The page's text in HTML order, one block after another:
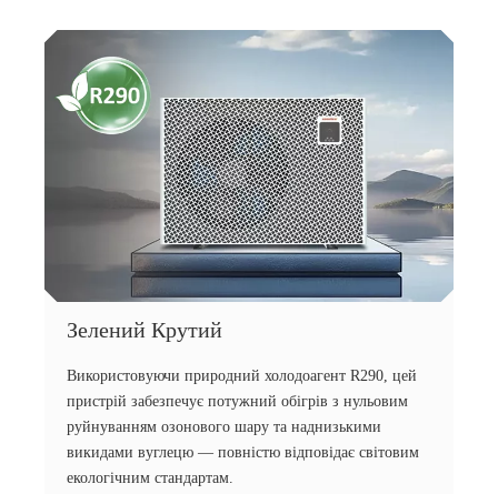
Зелений Крутий
Використовуючи природний холодоагент R290, цей
пристрій забезпечує потужний обігрів з нульовим
руйнуванням озонового шару та наднизькими
викидами вуглецю — повністю відповідає світовим
екологічним стандартам.